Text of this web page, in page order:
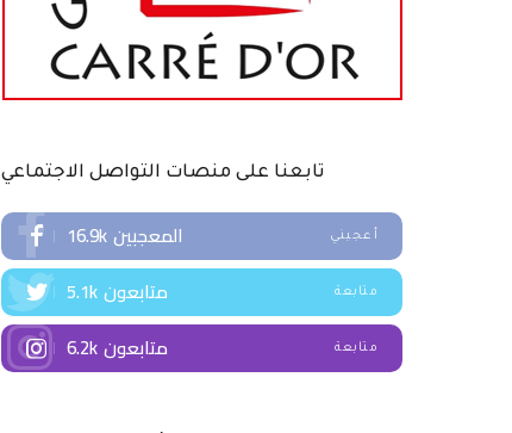
تابعنا على منصات التواصل الاجتماعي
16.9kالمعجبين أعجبني
5.1kمتابعون متابعة
6.2kمتابعون متابعة